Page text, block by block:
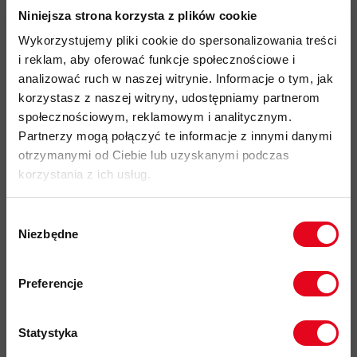
Niniejsza strona korzysta z plików cookie
Wykorzystujemy pliki cookie do spersonalizowania treści
i reklam, aby oferować funkcje społecznościowe i
analizować ruch w naszej witrynie. Informacje o tym, jak
korzystasz z naszej witryny, udostępniamy partnerom
społecznościowym, reklamowym i analitycznym.
Partnerzy mogą połączyć te informacje z innymi danymi
otrzymanymi od Ciebie lub uzyskanymi podczas
korzystania z ich usług.
zgody
Niezbędne
Preferencje
Statystyka
tył wykonany z siatki poliestrowej zwiększającej przepływ
powietrza i odprowadzającej wilgoć
lekko zakrzywiony daszek
rozmiary:
S-M 56 cm
L-XL 58 cm
regulacja rozmiaru za pomocą pasków z tyłu i zapięcia na
zatrzask
Organic Textile Standard (GOTS) do przetwarzania tekstyliów
z ekologicznych włókien naturalnych - oszczędza wodę,
przyjazność środowiskowa: materiały z recyklingu,
kod produktu: 3422-22